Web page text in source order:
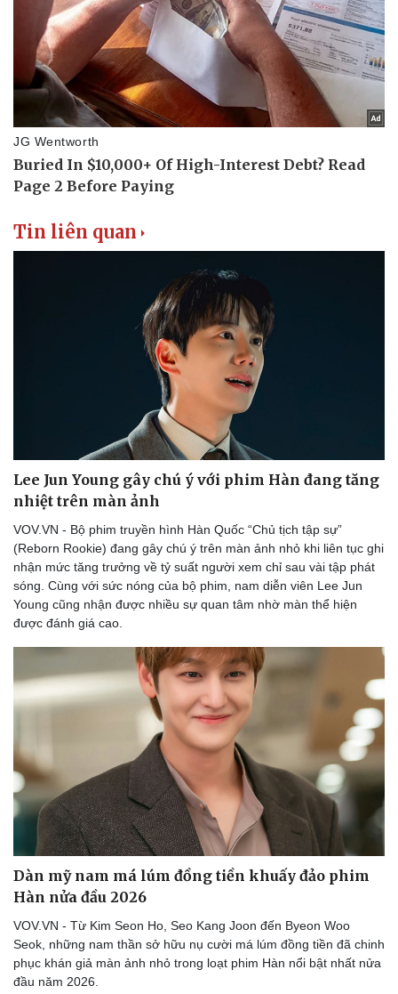
Văn hóa
Sân khấu - Điện ảnh
Văn học
Di sản
Giải trí
Nghệ sĩ
Tin liên quan
Lee Jun Young gây chú ý với phim Hàn đang tăng
nhiệt trên màn ảnh
VOV.VN - Bộ phim truyền hình Hàn Quốc “Chủ tịch tập sự”
(Reborn Rookie) đang gây chú ý trên màn ảnh nhỏ khi liên tục ghi
nhận mức tăng trưởng về tỷ suất người xem chỉ sau vài tập phát
sóng. Cùng với sức nóng của bộ phim, nam diễn viên Lee Jun
Young cũng nhận được nhiều sự quan tâm nhờ màn thể hiện
được đánh giá cao.
Dàn mỹ nam má lúm đồng tiền khuấy đảo phim
Hàn nửa đầu 2026
VOV.VN - Từ Kim Seon Ho, Seo Kang Joon đến Byeon Woo
Seok, những nam thần sở hữu nụ cười má lúm đồng tiền đã chinh
phục khán giả màn ảnh nhỏ trong loạt phim Hàn nổi bật nhất nửa
đầu năm 2026.